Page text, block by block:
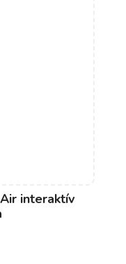
interaktív